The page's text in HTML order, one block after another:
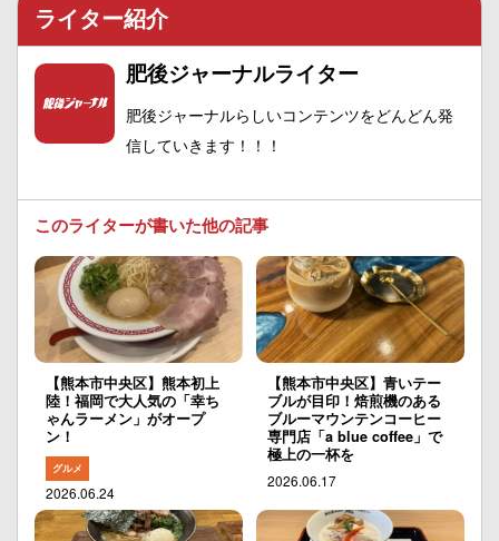
ライター紹介
肥後ジャーナルライター
肥後ジャーナルらしいコンテンツをどんどん発
信していきます！！！
このライターが書いた他の記事
【熊本市中央区】熊本初上
陸！福岡で大人気の「幸ち
ゃんラーメン」がオープ
ン！
グルメ
2026.06.24
【熊本市中央区】青いテー
ブルが目印！焙煎機のある
ブルーマウンテンコーヒー
専門店「a blue coffee」で
極上の一杯を
2026.06.17